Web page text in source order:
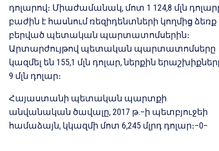
դոլարով։ Միաժամանակ, մոտ 1 124,8 մլն
բաժին է հասնում ռեզիդենտների կողմից ձեռք
բերված պետական պարտատոմսերին։
Արտարժույթով պետական պարտատոմսերը
կազմել են 155,1 մլն դոլար, ներքին
9 մլն դոլար։
Հայաստանի պետական պարտքի
անվանական ծավալը, 2017 թ.–ի պետբյուջեի
համաձայն, կկազմի մոտ 6,245 մլրդ դոլար։–0–